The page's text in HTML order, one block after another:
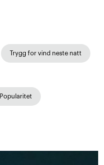
Trygg for vind neste natt
Popularitet